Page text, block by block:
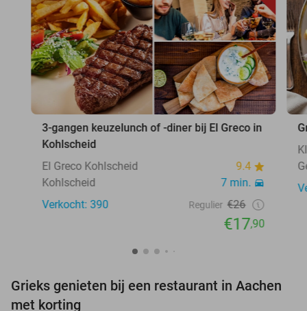
3-gangen keuzelunch of -diner bij El Greco in
Kohlscheid
El Greco Kohlscheid
9.4
Kohlscheid
7 min.
Verkocht: 390
Regulier €26
€17,90
Grieks genieten bij een restaurant in Aachen
met korting